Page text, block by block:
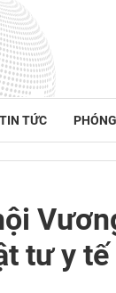
TIN TỨC
tư y